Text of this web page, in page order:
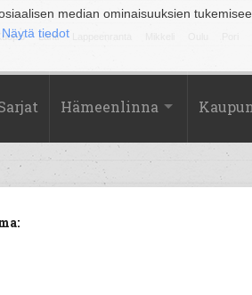
median ominaisuuksien
Näytä tiedot
Lahti
Hämeenlinna